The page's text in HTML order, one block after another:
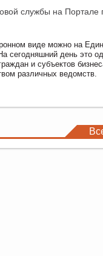
службы на Портале
виде можно на
сегодняшний день это
и субъектов
различных ведомств.